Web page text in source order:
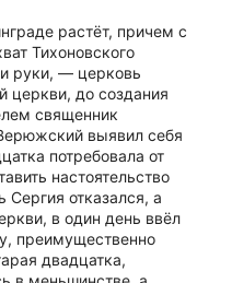
растёт, причем с
Тихоновского
руки, — церковь
церкви, до создания
священник
выявил себя
потребовала от
настоятельство
отказался, а
в один день ввёл
преимущественно
двадцатка,